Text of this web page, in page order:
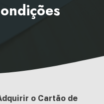
o Cartão de